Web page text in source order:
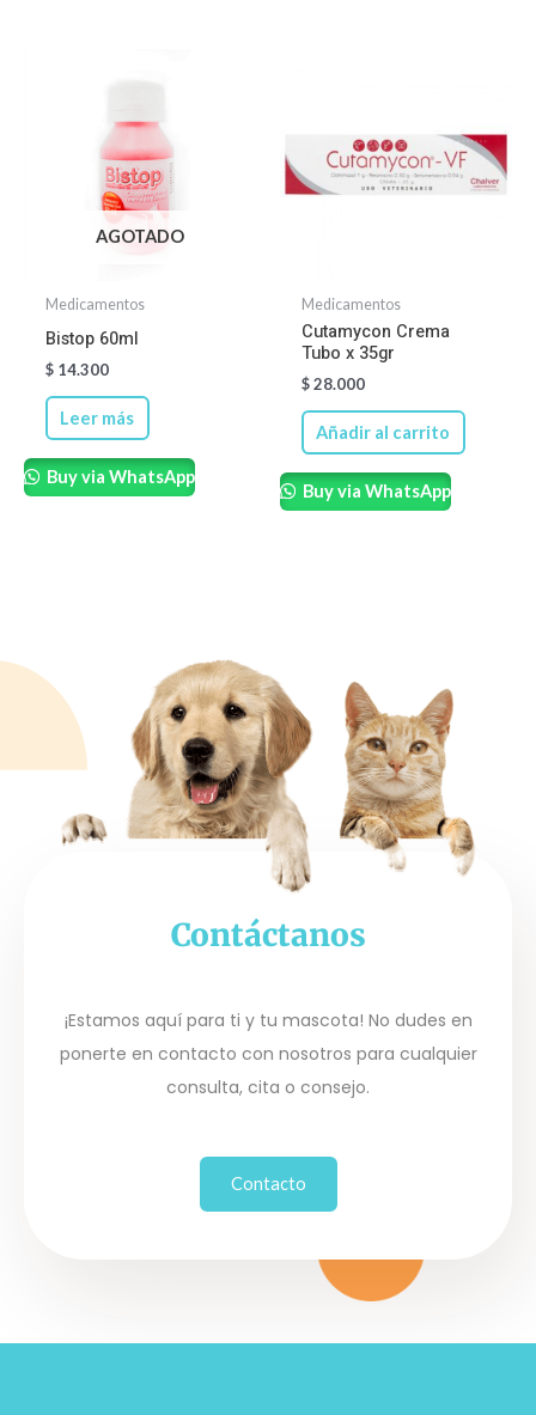
AGOTADO
Medicamentos
Bistop 60ml
$14.300
Leer más
Buy via WhatsApp
Medicamentos
Cutamycon Crema
Tubo x 35gr
$28.000
Añadir al carrito
Buy via WhatsApp
Contáctanos
¡Estamos aquí para ti y tu mascota! No dudes en
ponerte en contacto con nosotros para cualquier
consulta, cita o consejo.
Contacto